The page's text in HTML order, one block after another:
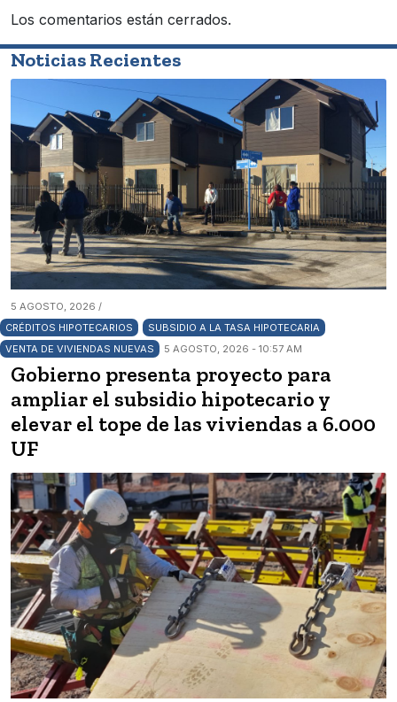
Los comentarios están cerrados.
Noticias Recientes
5 AGOSTO, 2026 /
CRÉDITOS HIPOTECARIOS
SUBSIDIO A LA TASA HIPOTECARIA
VENTA DE VIVIENDAS NUEVAS
5 AGOSTO, 2026 - 10:57 AM
Gobierno presenta proyecto para
ampliar el subsidio hipotecario y
elevar el tope de las viviendas a 6.000
UF